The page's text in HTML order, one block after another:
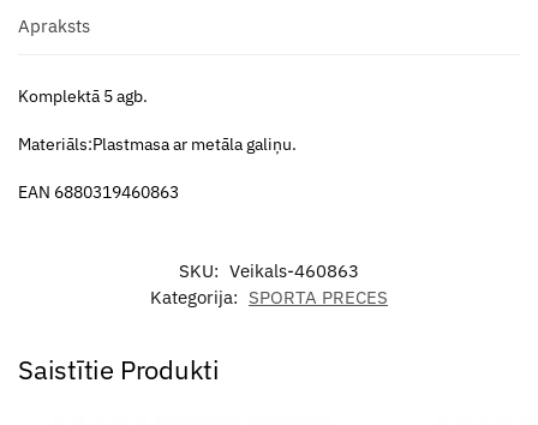
Apraksts
Komplektā 5 agb.
Materiāls:Plastmasa ar metāla galiņu.
EAN 6880319460863
SKU: Veikals-460863
Kategorija: SPORTA PRECES
Saistītie Produkti